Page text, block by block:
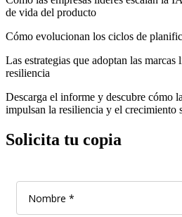
de vida del producto
Cómo evolucionan los ciclos de
Las estrategias que adoptan las marcas
resiliencia
Descarga el informe y descubre cómo
impulsan la resiliencia y el crecimiento
Solicita tu copia